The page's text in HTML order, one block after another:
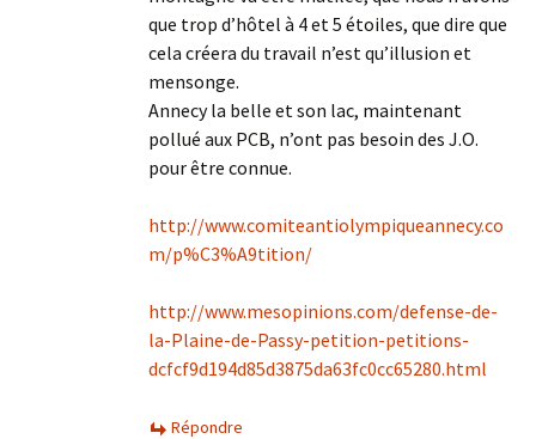
que trop d’hôtel à 4 et 5 étoiles, que dire que
cela créera du travail n’est qu’illusion et
mensonge.
Annecy la belle et son lac, maintenant
pollué aux PCB, n’ont pas besoin des J.O.
pour être connue.
http://www.comiteantiolympiqueannecy.co
m/p%C3%A9tition/
http://www.mesopinions.com/defense-de-
la-Plaine-de-Passy-petition-petitions-
dcfcf9d194d85d3875da63fc0cc65280.html
Répondre